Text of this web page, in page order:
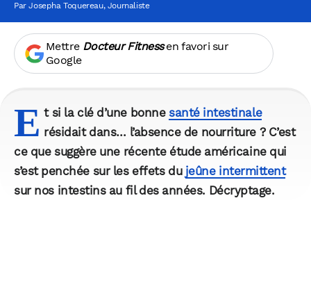
ParJosepha Toquereau, Journaliste
Mettre Docteur Fitnessen favori sur
Google
E t si la clé d’une bonnesanté intestinale
résidait dans… l’absence de nourriture ? C’est
ce que suggère une récente étude américaine qui
s’est penchée sur les effets du jeûne intermittent
sur nos intestins au fil des années. Décryptage.